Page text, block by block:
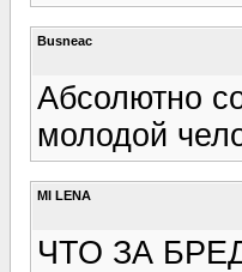
Busneac
Абсолютно
молодой
MI LENA
ЧТО ЗА